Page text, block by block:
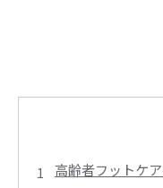
高齢者フットケ